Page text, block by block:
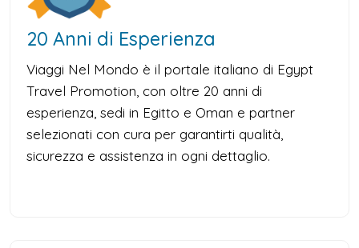
20 Anni di Esperienza
Viaggi Nel Mondo è il portale italiano di Egypt
Travel Promotion, con oltre 20 anni di
esperienza, sedi in Egitto e Oman e partner
selezionati con cura per garantirti qualità,
sicurezza e assistenza in ogni dettaglio.